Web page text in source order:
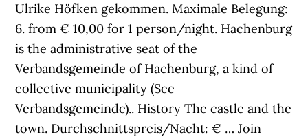
Ulrike Höfken gekommen. Maximale Belegung:
6. from € 10,00 for 1 person/night. Hachenburg
is the administrative seat of the
Verbandsgemeinde of Hachenburg, a kind of
collective municipality (See
Verbandsgemeinde).. History The castle and the
town. Durchschnittspreis/Nacht: € … Join